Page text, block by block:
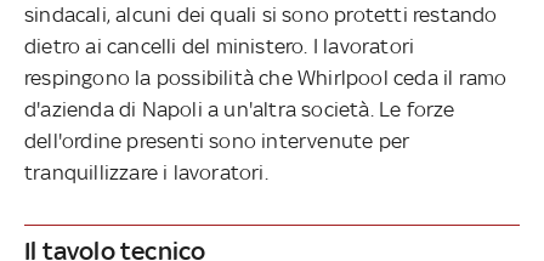
sindacali, alcuni dei quali si sono protetti restando
dietro ai cancelli del ministero. I lavoratori
respingono la possibilità che Whirlpool ceda il ramo
d'azienda di Napoli a un'altra società. Le forze
dell'ordine presenti sono intervenute per
tranquillizzare i lavoratori.
Il tavolo tecnico